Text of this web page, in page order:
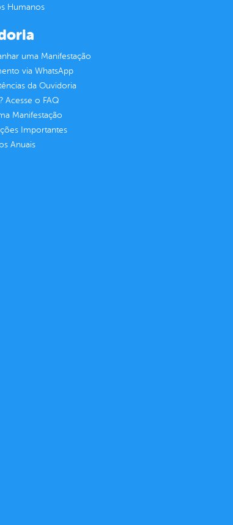
Humanos
uma Manifestação
via WhatsApp
da Ouvidoria
Acesse o FAQ
Manifestação
Importantes
Anuais